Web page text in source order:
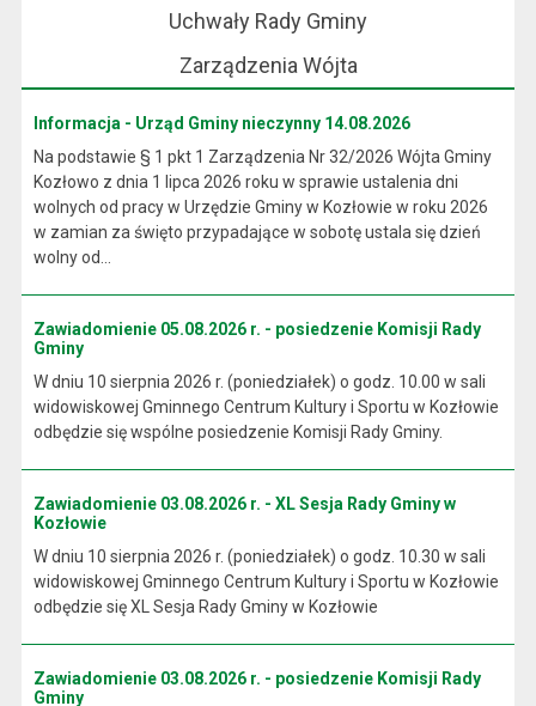
Uchwały Rady Gminy
Zarządzenia Wójta
Informacja - Urząd Gminy nieczynny 14.08.2026
Na podstawie § 1 pkt 1 Zarządzenia Nr 32/2026 Wójta Gminy
Kozłowo z dnia 1 lipca 2026 roku w sprawie ustalenia dni
wolnych od pracy w Urzędzie Gminy w Kozłowie w roku 2026
w zamian za święto przypadające w sobotę ustala się dzień
wolny od...
Zawiadomienie 05.08.2026 r. - posiedzenie Komisji Rady
Gminy
W dniu 10 sierpnia 2026 r. (poniedziałek) o godz. 10.00 w sali
widowiskowej Gminnego Centrum Kultury i Sportu w Kozłowie
odbędzie się wspólne posiedzenie Komisji Rady Gminy.
Zawiadomienie 03.08.2026 r. - XL Sesja Rady Gminy w
Kozłowie
W dniu 10 sierpnia 2026 r. (poniedziałek) o godz. 10.30 w sali
widowiskowej Gminnego Centrum Kultury i Sportu w Kozłowie
odbędzie się XL Sesja Rady Gminy w Kozłowie
Zawiadomienie 03.08.2026 r. - posiedzenie Komisji Rady
Gminy